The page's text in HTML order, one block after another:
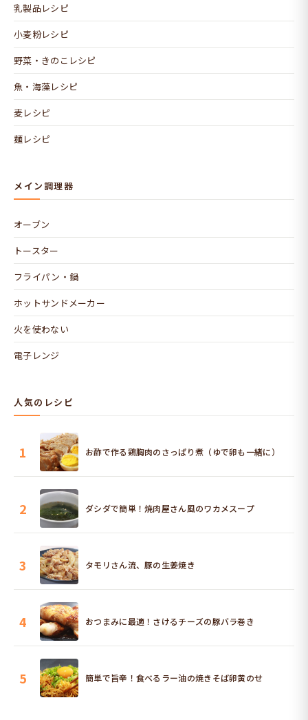
乳製品レシピ
小麦粉レシピ
野菜・きのこレシピ
魚・海藻レシピ
麦レシピ
麺レシピ
メイン調理器
オーブン
トースター
フライパン・鍋
ホットサンドメーカー
火を使わない
電子レンジ
人気のレシピ
1 お酢で作る鶏胸肉のさっぱり煮（ゆで卵も一緒に）
2 ダシダで簡単！焼肉屋さん風のワカメスープ
3 タモリさん流、豚の生姜焼き
4 おつまみに最適！さけるチーズの豚バラ巻き
5 簡単で旨辛！食べるラー油の焼きそば卵黄のせ